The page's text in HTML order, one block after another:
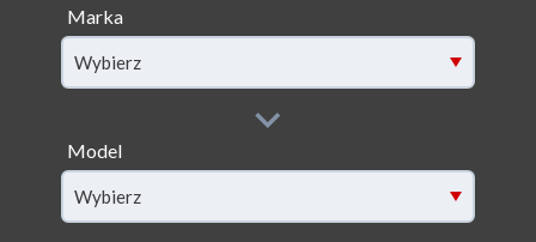
Marka
Wybierz
Model
filter[model]
Wybierz